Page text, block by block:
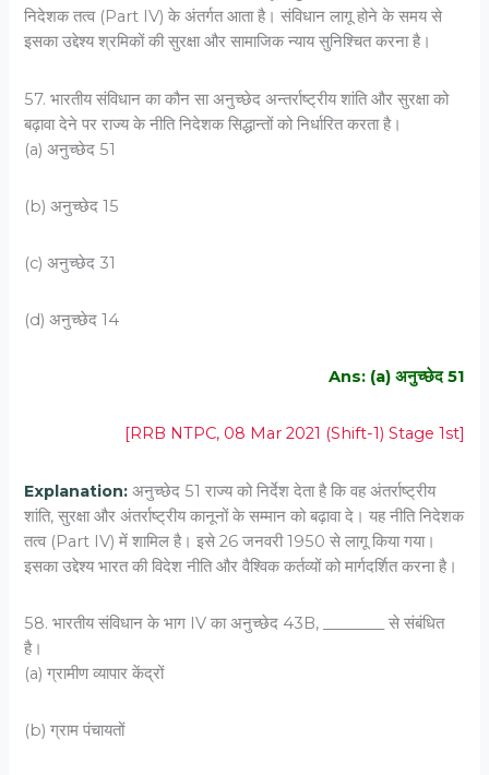
निदेशक तत्व (Part IV) के अंतर्गत आता है। संविधान लागू होने के समय से
इसका उद्देश्य श्रमिकों की सुरक्षा और सामाजिक न्याय सुनिश्चित करना है।
57. भारतीय संविधान का कौन सा अनुच्छेद अन्तर्राष्ट्रीय शांति और सुरक्षा को
बढ़ावा देने पर राज्य के नीति निदेशक सिद्धान्तों को निर्धारित करता है।
(a) अनुच्छेद 51
(b) अनुच्छेद 15
(c) अनुच्छेद 31
(d) अनुच्छेद 14
Ans: (a) अनुच्छेद 51
[RRB NTPC, 08 Mar 2021 (Shift-1) Stage 1st]
Explanation: अनुच्छेद 51 राज्य को निर्देश देता है कि वह अंतर्राष्ट्रीय
शांति, सुरक्षा और अंतर्राष्ट्रीय कानूनों के सम्मान को बढ़ावा दे। यह नीति निदेशक
तत्व (Part IV) में शामिल है। इसे 26 जनवरी 1950 से लागू किया गया।
इसका उद्देश्य भारत की विदेश नीति और वैश्विक कर्तव्यों को मार्गदर्शित करना है।
58. भारतीय संविधान के भाग IV का अनुच्छेद 43B, ________ से संबंधित
है।
(a) ग्रामीण व्यापार केंद्रों
(b) ग्राम पंचायतों